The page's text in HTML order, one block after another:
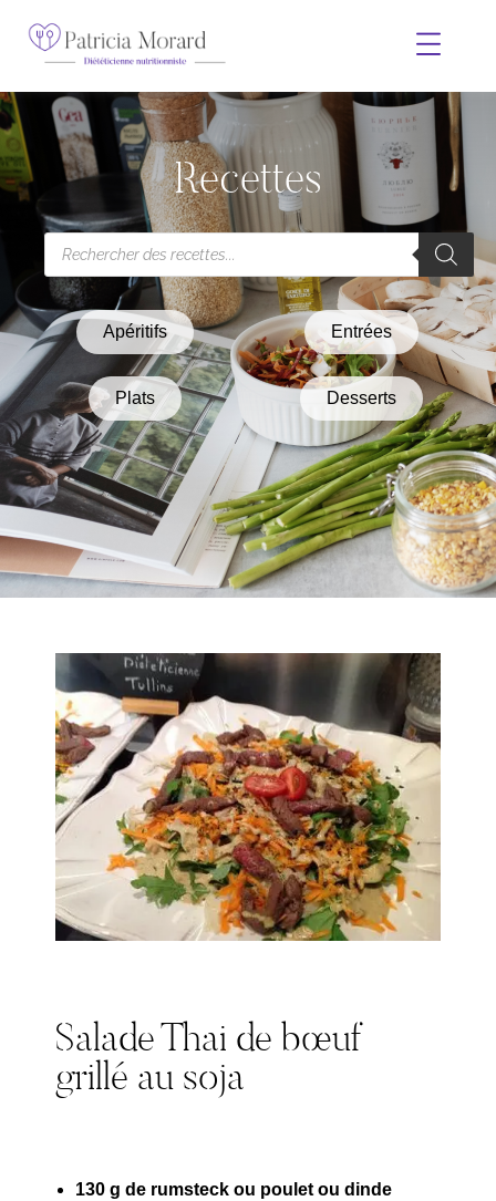
Recettes
Apéritifs Entrées
Plats Desserts
Salade Thai de bœuf
grillé au soja
130 g de rumsteck ou poulet ou dinde